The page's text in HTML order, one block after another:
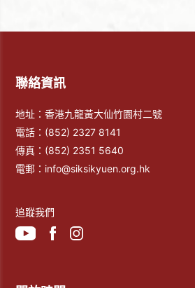
聯絡資訊
地址：香港九龍黃大仙竹園村二號
電話： (852) 2327 8141
傳真： (852) 2351 5640
電郵： info@siksikyuen.org.hk
追蹤我們